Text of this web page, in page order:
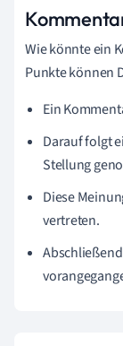
Wie könnte ein
Punkte können
Ein
Darauf folgt
Stellung
Diese
vertreten.